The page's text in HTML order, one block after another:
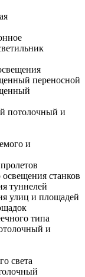
переносной
потолочный и
и
станков
туннелей
улиц и площадей
типа
и
света